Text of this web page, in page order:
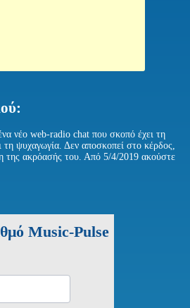
νέο web-radio chat που σκοπό έχει τη
ψυχαγωγία. Δεν αποσκοπεί στο κέρδος,
της ακρόασής του. Από 5/4/2019 ακούστε
Music-Pulse